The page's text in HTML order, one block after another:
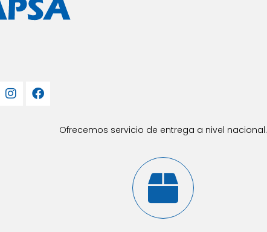
Ofrecemos servicio de entrega a nivel nacional.